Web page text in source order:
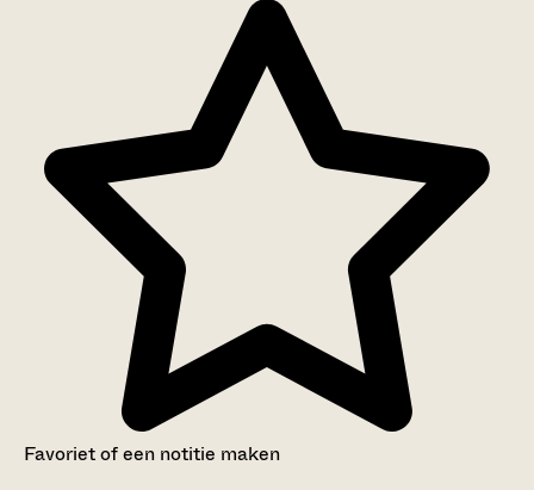
Religie en Levensbeschouwing
Favoriet of een notitie maken